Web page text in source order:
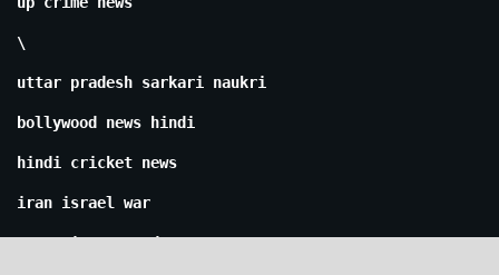
\
uttar pradesh sarkari naukri
bollywood news hindi
hindi cricket news
iran israel war
cm yogi news today